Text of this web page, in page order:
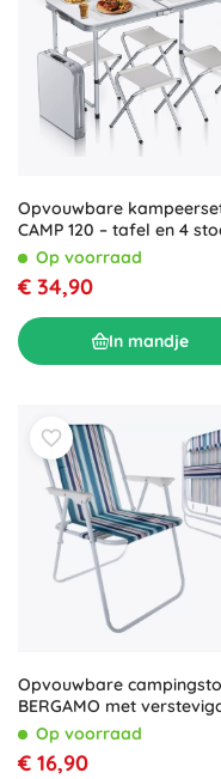
Opvouwbare
CAMP 120 – tafel en 4
witOp voorraad
€ 34,90
In mandje
Opvouwbare
BERGAMO met
zitting
Op voorraad
€ 16,90